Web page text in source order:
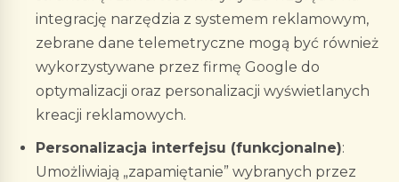
integrację narzędzia z systemem reklamowym,
zebrane dane telemetryczne mogą być również
wykorzystywane przez firmę Google do
optymalizacji oraz personalizacji wyświetlanych
kreacji reklamowych.
Personalizacja interfejsu (funkcjonalne):
Umożliwiają „zapamiętanie” wybranych przez